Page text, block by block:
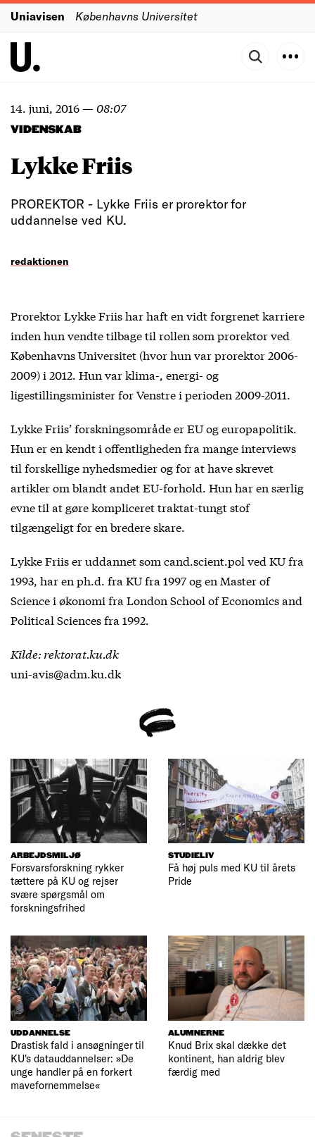
Uniavisen Københavns Universitet
14. juni, 2016—08:07
VIDENSKAB
Lykke Friis
PROREKTOR - Lykke Friis er prorektor for
uddannelse ved KU.
redaktionen
Prorektor Lykke Friis har haft en vidt forgrenet karriere
inden hun vendte tilbage til rollen som prorektor ved
Københavns Universitet (hvor hun var prorektor 2006-
2009) i 2012. Hun var klima-, energi- og
ligestillingsminister for Venstre i perioden 2009-2011.
Lykke Friis’ forskningsområde er EU og europapolitik.
Hun er en kendt i offentligheden fra mange interviews
til forskellige nyhedsmedier og for at have skrevet
artikler om blandt andet EU-forhold. Hun har en særlig
evne til at gøre kompliceret traktat-tungt stof
tilgængeligt for en bredere skare.
Lykke Friis er uddannet som cand.scient.pol ved KU fra
1993, har en ph.d. fra KU fra 1997 og en Master of
Science i økonomi fra London School of Economics and
Political Sciences fra 1992.
Kilde: rektorat.ku.dk
uni-avis@adm.ku.dk
ARBEJDSMILJØ
Forsvarsforskning rykker
tættere på KU og rejser
svære spørgsmål om
forskningsfrihed
STUDIELIV
Få høj puls med KU til årets
Pride
UDDANNELSE
Drastisk fald i ansøgninger til
KU's datauddannelser: »De
unge handler på en forkert
mavefornemmelse«
ALUMNERNE
Knud Brix skal dække det
kontinent, han aldrig blev
færdig med